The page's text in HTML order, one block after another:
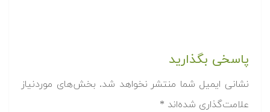
پاسخی بگذارید
نشانی ایمیل شما منتشر نخواهد شد. بخش‌های موردنیاز
علامت‌گذاری شده‌اند *